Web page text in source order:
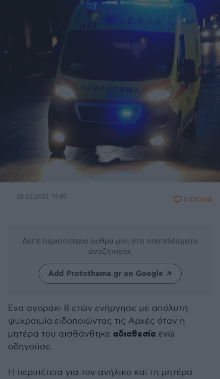
28.02.2023, 19:45 4 ΣΧΟΛΙΑ
Δείτε περισσότερα άρθρα μας στα αποτελέσματα
αναζήτησης
Add Protothema.gr on Google
Ένα αγοράκι 8 ετών ενήργησε με απόλυτη
ψυχραιμία ειδοποιώντας τις Αρχές όταν η
μητέρα του αισθάνθηκε αδιαθεσία ενώ
οδηγούσε.
Η περιπέτεια για τον ανήλικο και τη μητέρα